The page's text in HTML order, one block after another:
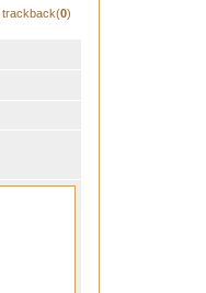
trackback(0)